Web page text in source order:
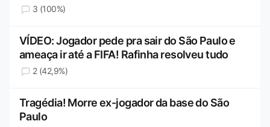
3 (100%)
VÍDEO: Jogador pede pra sair do São Paulo e
ameaça ir até a FIFA! Rafinha resolveu tudo
2 (42,9%)
Tragédia! Morre ex-jogador da base do São
Paulo